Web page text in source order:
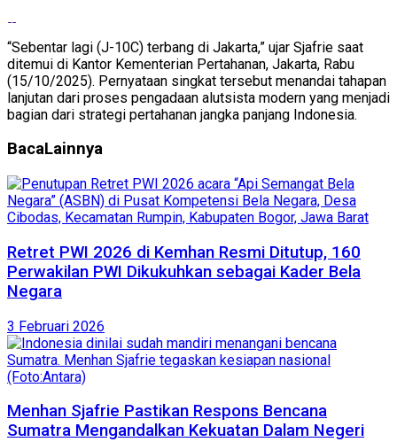
“Sebentar lagi (J-10C) terbang di Jakarta,” ujar Sjafrie saat
ditemui di Kantor Kementerian Pertahanan, Jakarta, Rabu
(15/10/2025). Pernyataan singkat tersebut menandai tahapan
lanjutan dari proses pengadaan alutsista modern yang menjadi
bagian dari strategi pertahanan jangka panjang Indonesia.
BacaLainnya
Retret PWI 2026 di Kemhan Resmi Ditutup, 160
Perwakilan PWI Dikukuhkan sebagai Kader Bela
Negara
3 Februari 2026
Menhan Sjafrie Pastikan Respons Bencana
Sumatra Mengandalkan Kekuatan Dalam Negeri